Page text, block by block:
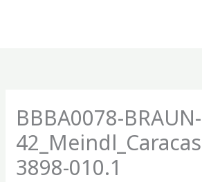
BBBA0078-BRAUN-
3898-010.1